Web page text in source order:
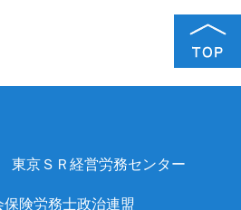
東京ＳＲ経営労務センター
険労務士政治連盟